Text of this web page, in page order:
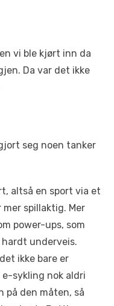
vi ble kjørt inn da
Da var det ikke
seg noen tanker
altså en sport via et
spillaktig. Mer
power-ups, som
underveis.
ikke bare er
sykling nok aldri
på den måten, så